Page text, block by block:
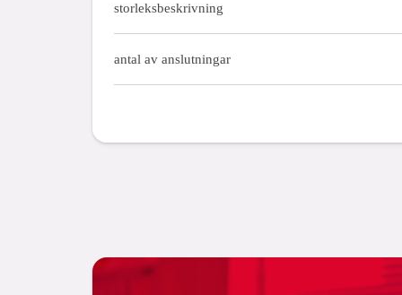
storleksbeskrivning
antal av anslutningar